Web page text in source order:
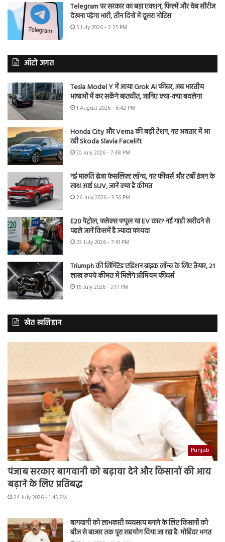
Telegram पर सरकार का बड़ा एक्शन, फिल्में और वेब सीरीज
देखना पड़ेगा भारी, तीन दिनों में दूसरा नोटिस
5 July 2026 - 2:25 PM
ऑटो जगत
Tesla Model Y में आया Grok AI फीचर, अब भारतीय
भाषाओं में कर सकेंगे बातचीत, जानिए क्या-क्या बदलेगा
1 August 2026 - 6:42 PM
Honda City और Verna की बढ़ी टेंशन, नए अवतार में आ
रही Skoda Slavia Facelift
30 July 2026 - 7:48 PM
नई मारुति ब्रेजा फेसलिफ्ट लॉन्च, नए फीचर्स और टर्बो इंजन के
साथ आई SUV, जानें क्या है कीमत
26 July 2026 - 3:56 PM
E20 पेट्रोल, फ्लेक्स फ्यूल या EV कार? नई गाड़ी खरीदने से
पहले जानें किसमें है ज्यादा फायदा
23 July 2026 - 7:41 PM
Triumph की लिमिटेड एडिशन बाइक लॉन्च के लिए तैयार, 21
लाख रुपये कीमत में मिलेंगे प्रीमियम फीचर्स
16 July 2026 - 3:17 PM
खेत खलिहान
Punjab
पंजाब सरकार बागवानी को बढ़ावा देने और किसानों की आय
बढ़ाने के लिए प्रतिबद्ध
24 July 2026 - 1:45 PM
बागवानी को लाभकारी व्यवसाय बनाने के लिए किसानों को
बीज से बाजार तक पूरा सहयोग दिया जा रहा है: मोहिंदर भगत